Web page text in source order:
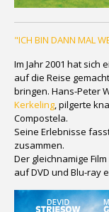
"ICH BIN DANN MAL
Im Jahr 2001 hat
auf die Reise
bringen. Hans-Peter
Kerkeling, pilgerte
Compostela.
Seine Erlebnisse
zusammen.
Der gleichnamige Film
auf DVD und Blu-ray